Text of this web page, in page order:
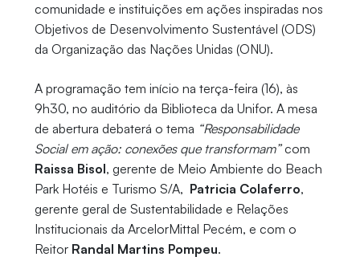
comunidade e instituições em ações inspiradas nos
Objetivos de Desenvolvimento Sustentável (ODS)
da Organização das Nações Unidas (ONU).
A programação tem início na terça-feira (16), às
9h30, no auditório da Biblioteca da Unifor. A mesa
de abertura debaterá o tema “Responsabilidade
Social em ação: conexões que transformam”com
Raissa Bisol, gerente de Meio Ambiente do Beach
Park Hotéis e Turismo S/A, Patricia Colaferro,
gerente geral de Sustentabilidade e Relações
Institucionais da ArcelorMittal Pecém, e com o
Reitor Randal Martins Pompeu.